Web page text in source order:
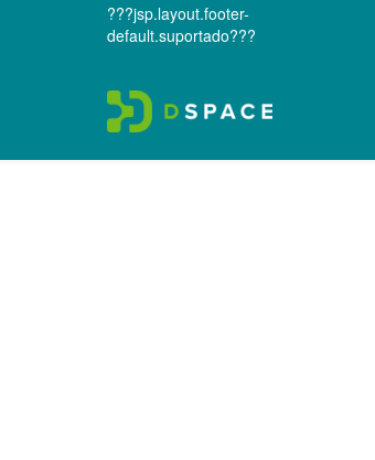
???jsp.layout.footer-
default.suportado???